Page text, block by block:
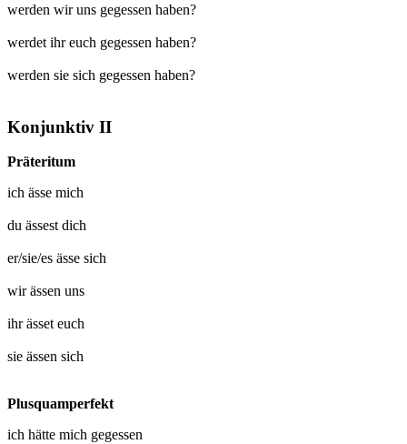
werden wir uns gegessen haben?
werdet ihr euch gegessen haben?
werden sie sich gegessen haben?
Konjunktiv II
Präteritum
ich ässe mich
du ässest dich
er/sie/es ässe sich
wirässen uns
ihrässet euch
sie ässen sich
Plusquamperfekt
ich hätte mich gegessen